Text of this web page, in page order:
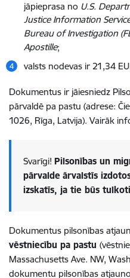
jāpieprasa no U.S.
Justice Information
Bureau of Investigation
Apostille;
valsts nodevas ir 21,34
Dokumentus ir jāiesniedz
pārvaldē pa pastu (adrese:
1026, Rīga, Latvija). Vairāk
Svarīgi! Pilsonības un
pārvalde ārvalstīs
izskatīs, ja tie būs
Dokumentus pilsonības
vēstniecību pa pastu
Massachusetts Ave. NW,
dokumentu pilsonības